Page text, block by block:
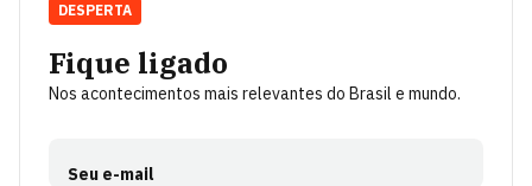
Fique ligado
Nos acontecimentos mais relevantes do Brasil e mundo.
Seu e-mail
DESPERTA